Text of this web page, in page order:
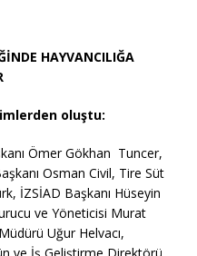
HAYVANCILIĞA
oluştu:
Ömer Gökhan Tuncer,
Osman Civil, Tire Süt
İZSİAD Başkanı Hüseyin
ve Yöneticisi Murat
Uğur Helvacı,